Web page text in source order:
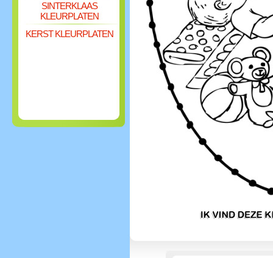
SINTERKLAAS
KLEURPLATEN
KERST KLEURPLATEN